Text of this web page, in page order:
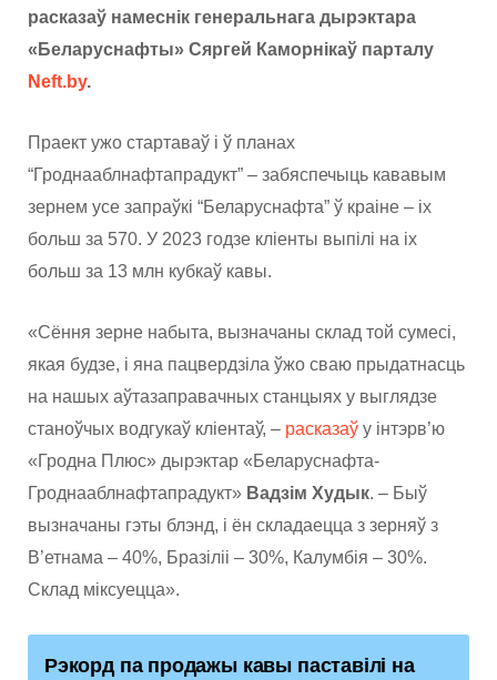
расказаў намеснік генеральнага дырэктара
«Беларуснафты» Сяргей Каморнікаў парталу
Neft.by.
Праект ужо стартаваў і ў планах
“Гроднааблнафтапрадукт” – забяспечыць кававым
зернем усе запраўкі “Беларуснафта” ў краіне – іх
больш за 570. У 2023 годзе кліенты выпілі на іх
больш за 13 млн кубкаў кавы.
«Сёння зерне набыта, вызначаны склад той сумесі,
якая будзе, і яна пацвердзіла ўжо сваю прыдатнасць
на нашых аўтазаправачных станцыях у выглядзе
станоўчых водгукаў кліентаў, – расказаў у інтэрв’ю
«Гродна Плюс» дырэктар «Беларуснафта-
Гроднааблнафтапрадукт» Вадзім Худык. – Быў
вызначаны гэты блэнд, і ён складаецца з зерняў з
В’етнама – 40%, Бразіліі – 30%, Калумбія – 30%.
Склад міксуецца».
Рэкорд па продажы кавы паставілі на